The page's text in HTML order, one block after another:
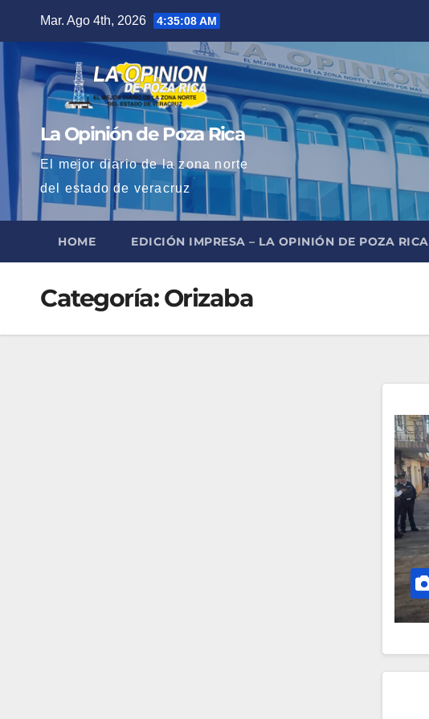
contenido
Mar. Ago 4th, 2026 4:35:09 AM
La Opinión de Poza Rica
El mejor diario de la zona norte
del estado de veracruz
HOME EDICIÓN IMPRESA – LA OPINIÓN DE POZA RICA
Categoría:Orizaba